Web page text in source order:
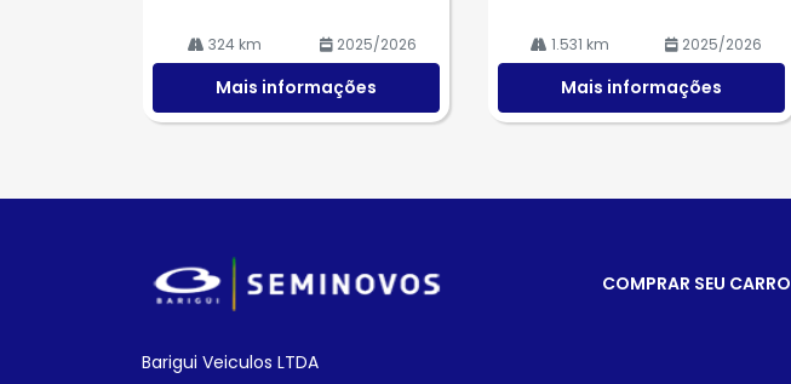
324 km 2025/2026
Mais informações
1.531 km 2025/2026
Mais informações
COMPRAR SEU CARRO
Barigui Veiculos LTDA